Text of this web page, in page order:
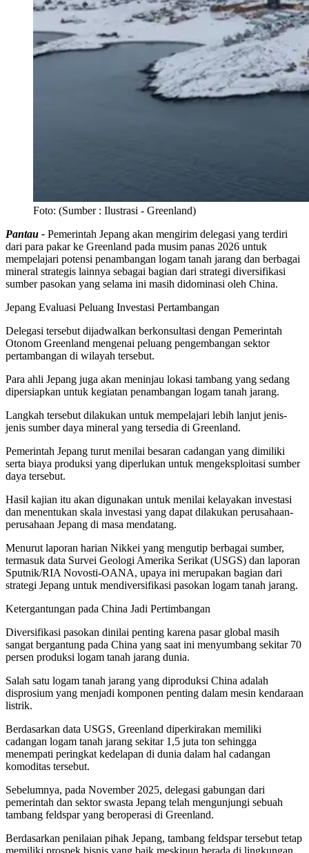
Foto: (Sumber : Ilustrasi - Greenland)
Pantau - Pemerintah Jepang akan mengirim delegasi yang terdiri
dari para pakar ke Greenland pada musim panas 2026 untuk
mempelajari potensi penambangan logam tanah jarang dan berbagai
mineral strategis lainnya sebagai bagian dari strategi diversifikasi
sumber pasokan yang selama ini masih didominasi oleh China.
Jepang Evaluasi Peluang Investasi Pertambangan
Delegasi tersebut dijadwalkan berkonsultasi dengan Pemerintah
Otonom Greenland mengenai peluang pengembangan sektor
pertambangan di wilayah tersebut.
Para ahli Jepang juga akan meninjau lokasi tambang yang sedang
dipersiapkan untuk kegiatan penambangan logam tanah jarang.
Langkah tersebut dilakukan untuk mempelajari lebih lanjut jenis-
jenis sumber daya mineral yang tersedia di Greenland.
Pemerintah Jepang turut menilai besaran cadangan yang dimiliki
serta biaya produksi yang diperlukan untuk mengeksploitasi sumber
daya tersebut.
Hasil kajian itu akan digunakan untuk menilai kelayakan investasi
dan menentukan skala investasi yang dapat dilakukan perusahaan-
perusahaan Jepang di masa mendatang.
Menurut laporan harian Nikkei yang mengutip berbagai sumber,
termasuk data Survei Geologi Amerika Serikat (USGS) dan laporan
Sputnik/RIA Novosti-OANA, upaya ini merupakan bagian dari
strategi Jepang untuk mendiversifikasi pasokan logam tanah jarang.
Ketergantungan pada China Jadi Pertimbangan
Diversifikasi pasokan dinilai penting karena pasar global masih
sangat bergantung pada China yang saat ini menyumbang sekitar 70
persen produksi logam tanah jarang dunia.
Salah satu logam tanah jarang yang diproduksi China adalah
disprosium yang menjadi komponen penting dalam mesin kendaraan
listrik.
Berdasarkan data USGS, Greenland diperkirakan memiliki
cadangan logam tanah jarang sekitar 1,5 juta ton sehingga
menempati peringkat kedelapan di dunia dalam hal cadangan
komoditas tersebut.
Sebelumnya, pada November 2025, delegasi gabungan dari
pemerintah dan sektor swasta Jepang telah mengunjungi sebuah
tambang feldspar yang beroperasi di Greenland.
Berdasarkan penilaian pihak Jepang, tambang feldspar tersebut tetap
memiliki prospek bisnis yang baik meskipun berada di lingkungan